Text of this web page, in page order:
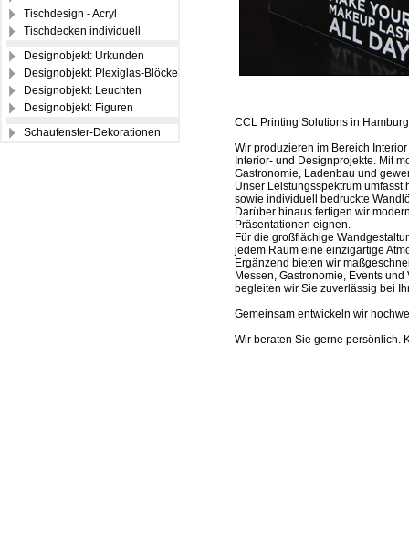
Tischdesign - Acryl
Tischdecken individuell
Designobjekt: Urkunden
Designobjekt: Plexiglas-Blöcke
Designobjekt: Leuchten
Designobjekt: Figuren
Schaufenster-Dekorationen
CCL Printing Solutions in
Wir produzieren im Bereich
Interior- und Designprojekte. Mit
Gastronomie, Ladenbau und
Unser Leistungsspektrum
sowie individuell bedruckte
Darüber hinaus fertigen wir
Präsentationen eignen.
Für die großflächige
jedem Raum eine einzigartige
Ergänzend bieten wir
Messen, Gastronomie, Events
begleiten wir Sie zuverlässig bei
Gemeinsam entwickeln wir
Wir beraten Sie gerne persönlich.